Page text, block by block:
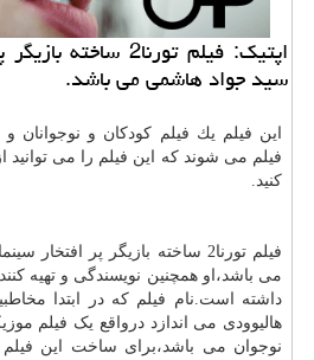
اپتیك: فیلم تورنا2
سید جواد هاشمی می باشد.
این فیلم یك فیلم كودكان و نوجوانان
فیلم می شوند كه این فیلم را می توانید
كنید.
فیلم تورنا2 ساخته بازیگر پر
می باشد،او همچنین نویسندگی و تهیه
داشته است.نام فیلم که در ابتدا
هالیوودی می اندازد درواقع یک فیلم
نوجوان می باشد،برای ساخت این فیلم